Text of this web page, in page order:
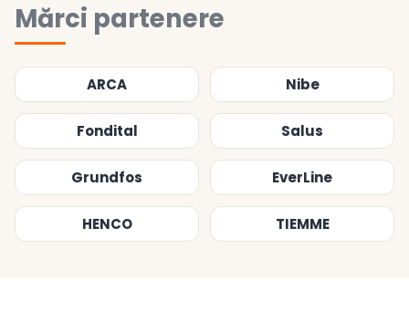
Mărci partenere
ARCA Nibe
Fondital Salus
Grundfos EverLine
HENCO TIEMME